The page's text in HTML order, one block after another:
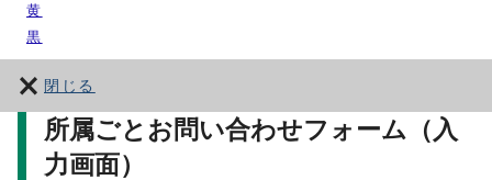
黄
黒
閉じる
所属ごとお問い合わせフォーム（入
力画面）